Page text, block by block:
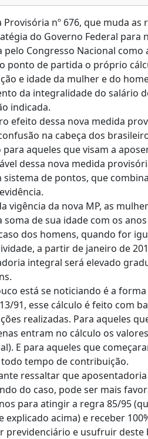
Provisória nº 676, que muda
do Governo Federal
pelo Congresso Nacional
ponto de partida o próprio
e idade da mulher e do
da integralidade do salário
indicada.
efeito dessa nova medida
na cabeça dos
para aqueles que visam a
dessa nova medida
sistema de pontos, que
vigência da nova MP, as
soma de sua idade com os
dos homens, quando for
a partir de janeiro de
integral será elevado
está se noticiando é a
91, esse cálculo é feito com
realizadas. Para aqueles
entram no cálculo os
E para aqueles que
todo tempo de contribuição.
ressaltar que
do caso, pode ser mais
para atingir a regra 85/95
explicado acima) e receber
previdenciário e usufruir